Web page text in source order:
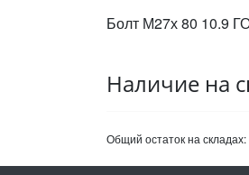
Болт М27х 80 10.9
Наличие на
Общий остаток на складах: